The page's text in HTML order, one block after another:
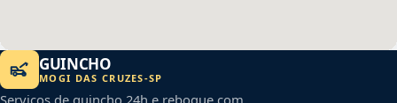
GUINCHO
MOGI DAS CRUZES-SP
Serviços de guincho 24h e reboque com